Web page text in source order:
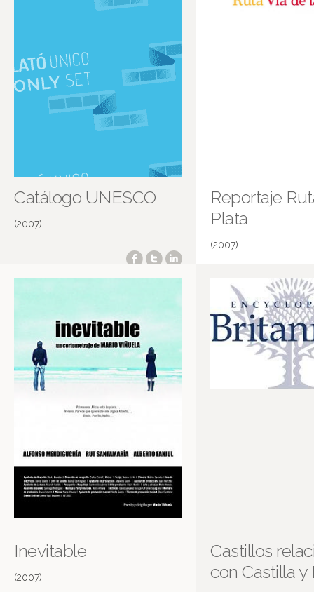
Catálogo UNESCO
(2007)
Reportaje
Plata
(2007)
Inevitable
(2007)
Castillos
con Castilla y